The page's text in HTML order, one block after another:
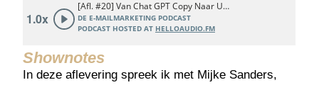
Shownotes
In deze aflevering spreek ik met Mijke Sanders,